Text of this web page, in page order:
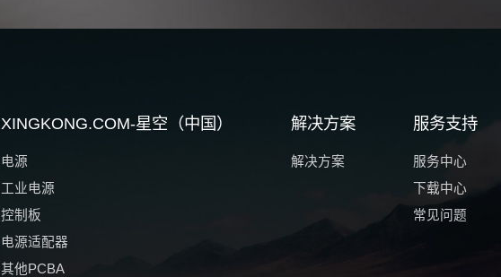
XINGKONG.COM-星空（中国）
电源
工业电源
控制板
电源适配器
其他PCBA
解决方案
解决方案
服务支持
服务中心
下载中心
常见问题